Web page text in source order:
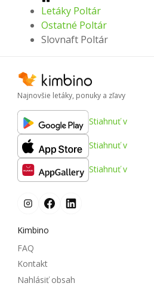
Letáky Poltár
Ostatné Poltár
Slovnaft Poltár
Najnovšie letáky, ponuky a zľavy
Stiahnuť v
Stiahnuť v
Stiahnuť v
Kimbino
FAQ
Kontakt
Nahlásiť obsah